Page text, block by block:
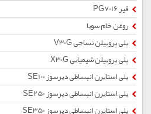
قیر PG7016
روغن خام سویا
پلی پروپیلن نساجی V30G
پلی پروپیلن شیمیایی X30G
پلی استایرن انبساطی دیرسوز SE100
پلی استایرن انبساطی دیرسوز SE250
پلی استایرن انبساطی دیرسوز SE350